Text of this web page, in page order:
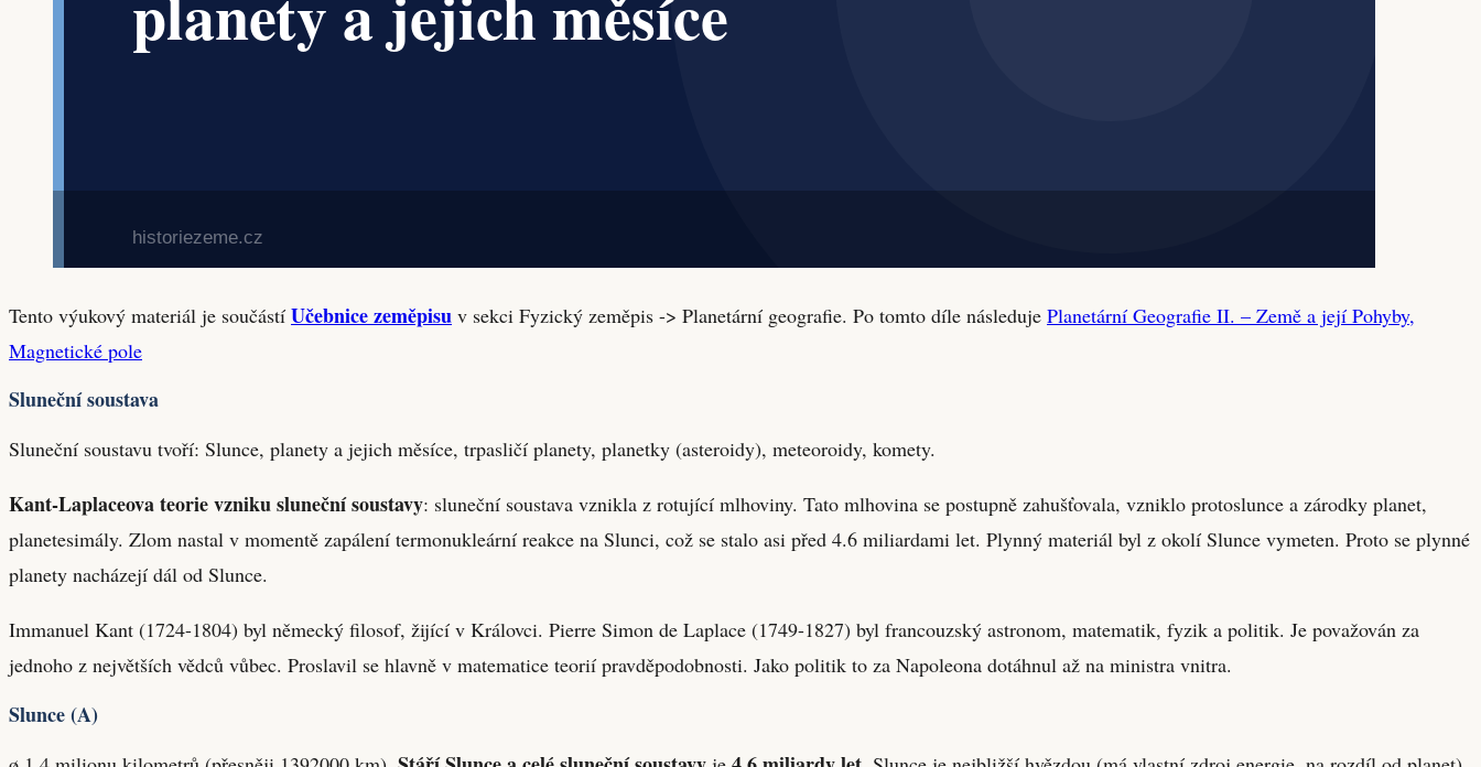
Tento výukový materiál je součástí Učebnice zeměpisu v sekci Fyzický zeměpis -> Planetární geografie. Po tomto díle následuje Planetární Geografie II. – Země a její Pohyby,
Magnetické pole
Sluneční soustava
Sluneční soustavu tvoří: Slunce, planety a jejich měsíce, trpasličí planety, planetky (asteroidy), meteoroidy, komety.
Kant-Laplaceova teorie vzniku sluneční soustavy: sluneční soustava vznikla z rotující mlhoviny. Tato mlhovina se postupně zahušťovala, vzniklo protoslunce a zárodky planet,
planetesimály. Zlom nastal v momentě zapálení termonukleární reakce na Slunci, což se stalo asi před 4.6 miliardami let. Plynný materiál byl z okolí Slunce vymeten. Proto se plynné
planety nacházejí dál od Slunce.
Immanuel Kant (1724-1804) byl německý filosof, žijící v Královci. Pierre Simon de Laplace (1749-1827) byl francouzský astronom, matematik, fyzik a politik. Je považován za
jednoho z největších vědců vůbec. Proslavil se hlavně v matematice teorií pravděpodobnosti. Jako politik to za Napoleona dotáhnul až na ministra vnitra.
Slunce (A)